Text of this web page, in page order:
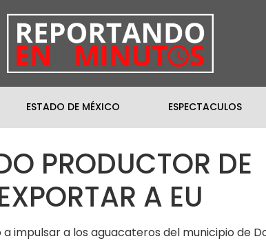
ESTADO DE MÉXICO ESPECTACULOS
PRODUCTOR DE
A EU
impulsar a los aguacateros del municipio de